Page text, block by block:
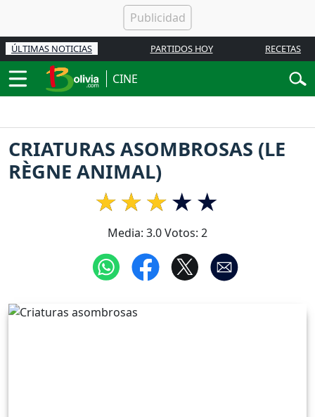
ÚLTIMAS NOTICIAS PARTIDOS HOY RECETAS
CINE
CRIATURAS ASOMBROSAS (LE
RÈGNE ANIMAL)
Media: 3.0Votos: 2